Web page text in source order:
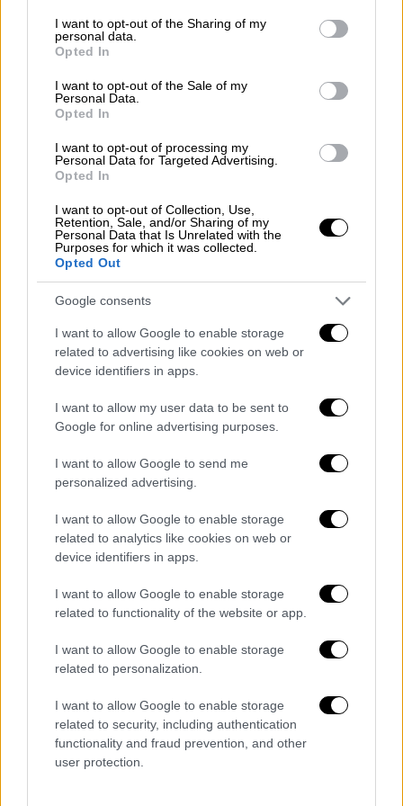
not limited to your visit or usage behaviour. You may click to
grant or deny consent to Google and its third-party tags to
use your data for below specified purposes in below Google
consent section.
I want to opt-out of the Sharing of my
personal data.
Opted In
I want to opt-out of the Sale of my
Personal Data.
Opted In
I want to opt-out of processing my
Personal Data for Targeted Advertising.
Opted In
I want to opt-out of Collection, Use,
Retention, Sale, and/or Sharing of my
Personal Data that Is Unrelated with the
Purposes for which it was collected.
Opted Out
Google consents
I want to allow Google to enable storage
related to advertising like cookies on web or
device identifiers in apps.
I want to allow my user data to be sent to
Google for online advertising purposes.
I want to allow Google to send me
personalized advertising.
I want to allow Google to enable storage
related to analytics like cookies on web or
device identifiers in apps.
I want to allow Google to enable storage
related to functionality of the website or app.
I want to allow Google to enable storage
related to personalization.
I want to allow Google to enable storage
related to security, including authentication
functionality and fraud prevention, and other
user protection.
ήδη να διαφαίνονται από τον περιβόητο
νόμο Γκάγκα, ο οποίος δίνει τη δυνατότητα
στους γιατρούς του ΕΣΥ να εργάζονται και
στον ιδιωτικό τομέα, αλλά από την άλλη
παραχωρεί τη δυνατότητα σε ιδιώτες
νοσοκομεία.
σχετικέςδιευκρινιστικές υπουργικές
αποφάσεις, όμως οι αλλαγές έχουν ήδη
θεσμοθετηθεί και αναμένεται να
ενεργοποιηθούν εάν η Νέα Δημοκρατία
κατορθώσει να σχηματίσει κυβέρνηση μετά
τις δεύτερες κάλπες.
Συγκεκριμένα, οι γιατροί των
εργάζονται και στον ιδιωτικό τομέα, είτε με
κλινική, αναμένεται σύντομα να έχουν
διαφορετική σχέση εργασίας με το Εθνικό
Σύστημα Υγείας. Θεωρείται σχεδόν βέβαιον
ότι δεν θα έχουν τη μονιμότητα που
διαθέτουν σήμερα.
Από την άλλη,ιδιώτες γιατροίπου θα
συμβάλλουν στην κάλυψη των κενών στα
δημόσια νοσοκομεία αλλά και στα κέντρα
υγείας, θα έχουν σύμβαση εργασίας
αντίστοιχα, αφού θα είναι υπό καθεστώς
μερικής απασχόλησης.
Ταυτόχρονα,